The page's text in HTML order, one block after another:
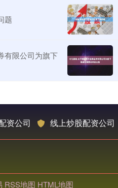
题
有限公司为旗下
资公司 线上炒股配资公司
RSS地图 HTML地图